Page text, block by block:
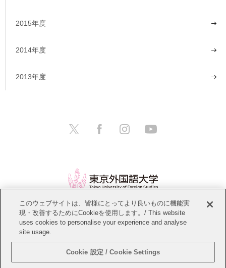
2015年度
2014年度
2013年度
情報公開 教職員募集 このサイトについて
Copyright © Tokyo University of Foreign Studies. All Rights Reserved.
このウェブサイトは、皆様にとってより良いものに機能実
現・改善するためにCookieを使用します。/ This website
uses cookies to personalise your experience and analyse
site usage.
Cookie 設定 / Cookie Settings